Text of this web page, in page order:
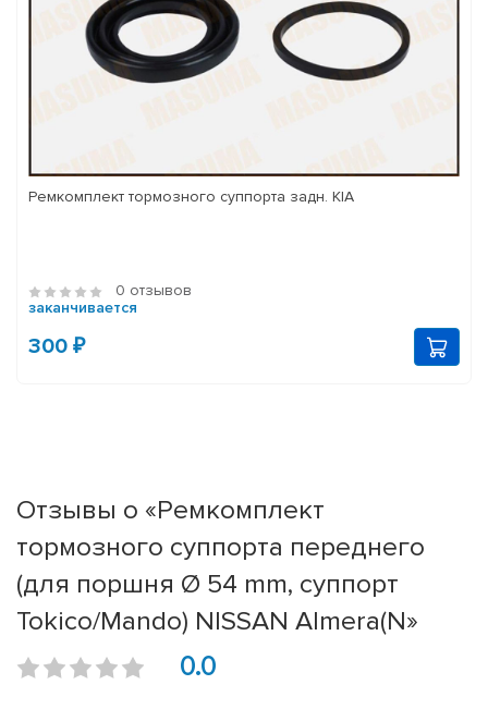
Ремкомплект тормозного суппорта задн. KIA
0 отзывов
заканчивается
300 ₽
Отзывы о «Ремкомплект
тормозного суппорта переднего
(для поршня Ø 54 mm, суппорт
Tokico/Mando) NISSAN Almera(N»
0.0